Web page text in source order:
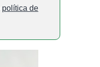
política de